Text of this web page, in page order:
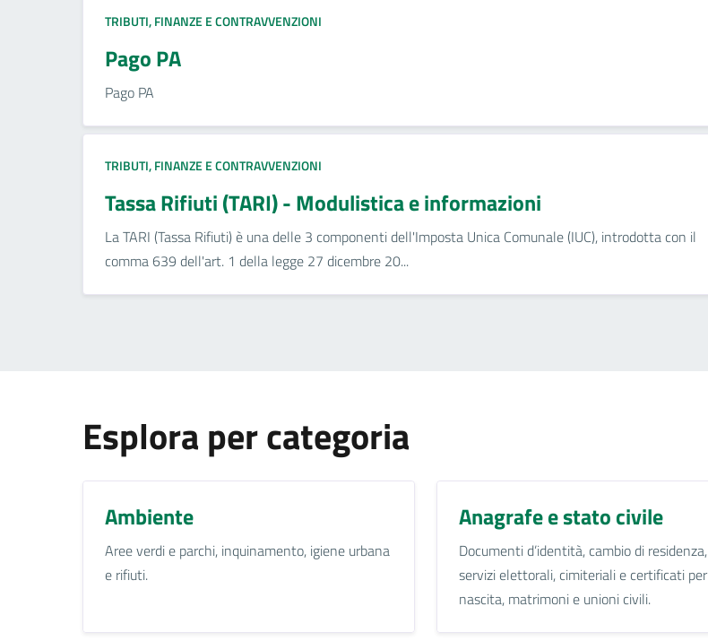
TRIBUTI, FINANZE E CONTRAVVENZIONI
Pago PA
Pago PA
TRIBUTI, FINANZE E CONTRAVVENZIONI
Tassa Rifiuti (TARI) - Modulistica e informazioni
La TARI (Tassa Rifiuti) è una delle 3 componenti dell'Imposta Unica Comunale (IUC), introdotta con il
comma 639 dell'art. 1 della legge 27 dicembre 20...
Esplora per categoria
Ambiente
Aree verdi e parchi, inquinamento, igiene urbana
e rifiuti.
Anagrafe e stato civile
Documenti d’identità, cambio di residenza,
servizi elettorali, cimiteriali e certificati per
nascita, matrimoni e unioni civili.